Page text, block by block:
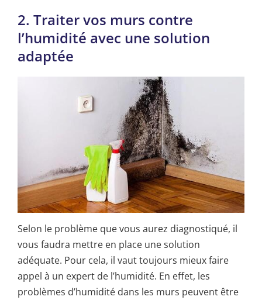
2. Traiter vos murs contre
l’humidité avec une solution
adaptée
Selon le problème que vous aurez diagnostiqué, il
vous faudra mettre en place une solution
adéquate. Pour cela, il vaut toujours mieux faire
appel à un expert de l’humidité. En effet, les
problèmes d’humidité dans les murs peuvent être